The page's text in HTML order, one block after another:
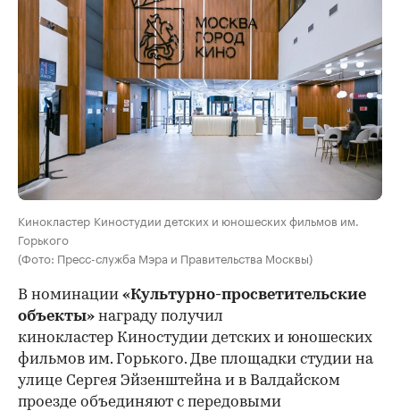
Кинокластер Киностудии детских и юношеских фильмов им.
Горького
(Фото: Пресс-служба Мэра и Правительства Москвы)
В номинации «Культурно-просветительские
объекты» награду получил
кинокластер Киностудии детских и юношеских
фильмов им. Горького. Две площадки студии на
улице Сергея Эйзенштейна и в Валдайском
проезде объединяют с передовыми